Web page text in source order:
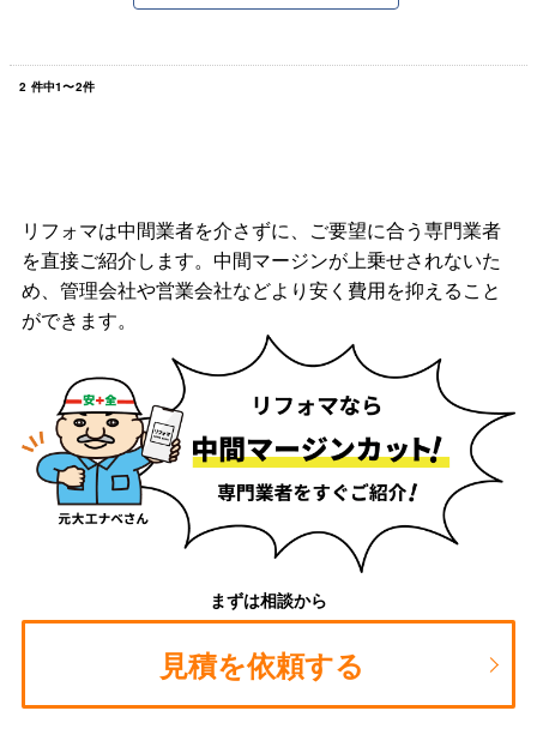
2 件中1〜2件
リフォマは中間業者を介さずに、ご要望に合う専門業者
を直接ご紹介します。中間マージンが上乗せされないた
め、管理会社や営業会社などより安く費用を抑えること
ができます。
まずは相談から
見積を依頼する